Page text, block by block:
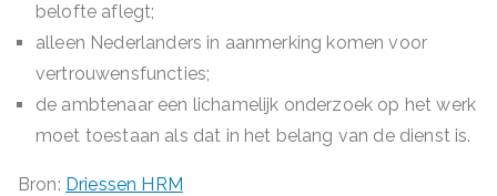
belofte aflegt;
alleen Nederlanders in aanmerking komen voor
vertrouwensfuncties;
de ambtenaar een lichamelijk onderzoek op het werk
moet toestaan als dat in het belang van de dienst is.
Bron: Driessen HRM